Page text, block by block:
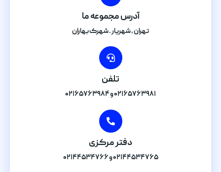
آدرس مجموعه ما
تهران , شهریار . شهرک بهاران
تلفن
۰۲۱۶۵۷۶۳۹۸۱ و ۰۲۱۶۵۷۶۳۹۸۴
دفتر مرکزی
۰۲۱۴۴۵۳۴۷۶۵ و ۰۲۱۴۴۵۳۴۷۶۶